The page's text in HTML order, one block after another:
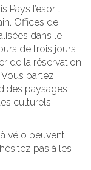
Pays l’esprit
Offices de
dans le
de trois jours
de la réservation
partez
paysages
culturels
vélo peuvent
pas à les